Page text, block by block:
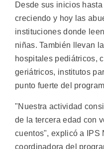
Desde sus inicios
creciendo y hoy las
instituciones donde
niñas. También llevan
hospitales pediátricos,
geriátricos, institutos
punto fuerte del
"Nuestra actividad
de la tercera edad con
cuentos", explicó a IPS
coordinadora del